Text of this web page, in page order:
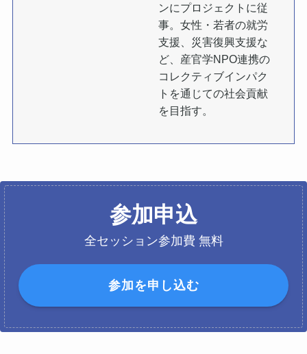
ンにプロジェクトに従
事。女性・若者の就労
支援、災害復興支援な
ど、産官学NPO連携の
コレクティブインパク
トを通じての社会貢献
を目指す。
参加申込
全セッション参加費 無料
参加を申し込む